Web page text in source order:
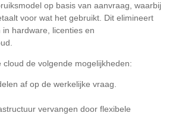
op basis van aanvraag, waarbij
voor wat het gebruikt. Dit elimineert
hardware, licenties en
cloud de volgende mogelijkheden:
af ​​op de werkelijke vraag.
vervangen door flexibele